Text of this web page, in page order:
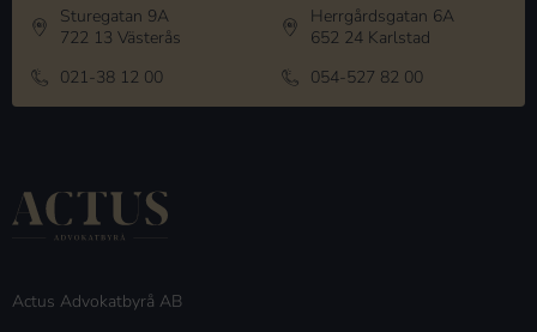
Sturegatan 9A
722 13 Västerås
021-38 12 00
Herrgårdsgatan 6A
652 24 Karlstad
054-527 82 00
Actus Advokatbyrå AB